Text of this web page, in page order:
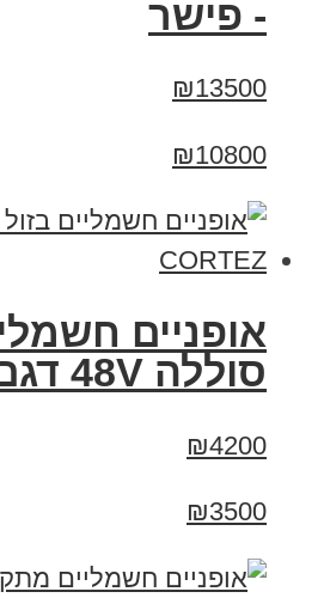
- פישר
₪13500
₪10800
אופניים
סוללה 48V דגם CORTEZ
₪4200
₪3500